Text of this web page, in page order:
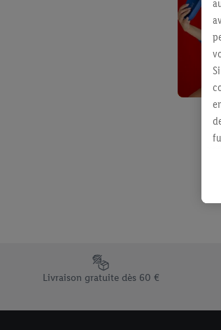
Élément du pied de page avec les
Livraison gratuite dès 60 €